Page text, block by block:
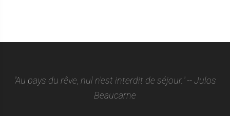
"Au pays du rêve, nul n'est interdit de séjour." -- Julos
Beaucarne